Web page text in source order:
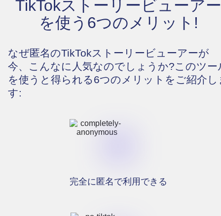
TikTokストーリービューアー
を使う6つのメリット!
なぜ匿名のTikTokストーリービューアーが
今、こんなに人気なのでしょうか?このツー
を使うと得られる6つのメリットをご紹介し
す:
完全に匿名で利用できる